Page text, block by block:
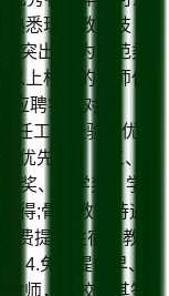
悉现代教育技
出(或为师范类
上相应的教师任
与应聘学科对口;
任工作经验者优
师优先。 三、福
、升学奖、学
得;骨干教师待遇
提供住宿，教师
4.免费提供早、
师，学校与其签